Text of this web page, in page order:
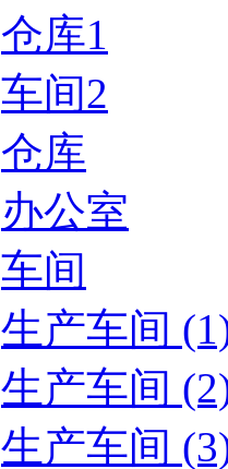
仓库1
车间2
仓库
办公室
车间
生产车间
生产车间
生产车间